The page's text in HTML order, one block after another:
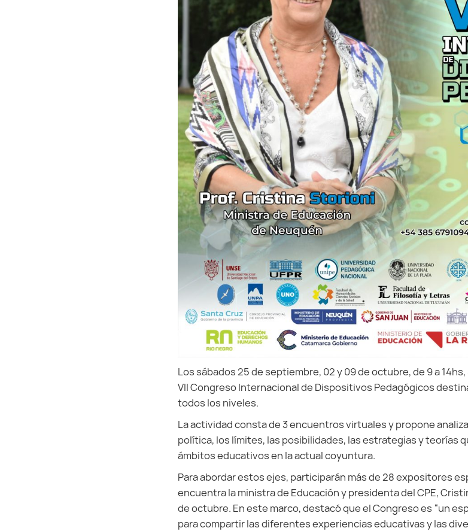
Los sábados 25 de septiembre, 02 y 09 de octubre, de 9 a 14hs,
VII Congreso Internacional de Dispositivos Pedagógicos
todos los niveles.
La actividad consta de 3 encuentros virtuales y propone
política, los límites, las posibilidades, las estrategias y teorías
ámbitos educativos en la actual coyuntura.
Para abordar estos ejes, participarán más de 28 expositores
encuentra la ministra de Educación y presidenta del CPE,
de octubre. En este marco, destacó que el Congreso es “un
para compartir las diferentes experiencias educativas y las